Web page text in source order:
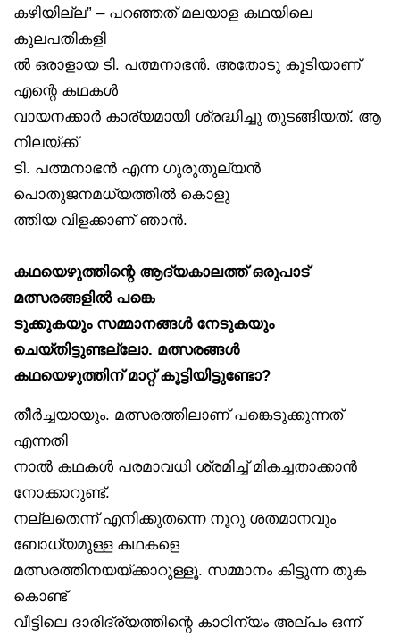
കഴിയില്ല” – പറഞ്ഞത് മലയാള കഥയിലെ
കുലപതികളി
ൽ ഒരാളായ ടി. പത്മനാഭൻ. അതോടു കൂടിയാണ്
എന്റെ കഥകൾ
വായനക്കാർ കാര്യമായി ശ്രദ്ധിച്ചു തുടങ്ങിയത്. ആ
നിലയ്ക്ക്
ടി. പത്മനാഭൻ എന്ന ഗുരുതുല്യൻ
പൊതുജനമധ്യത്തിൽ കൊളു
ത്തിയ വിളക്കാണ് ഞാൻ.
കഥയെഴുത്തിന്റെ ആദ്യകാലത്ത് ഒരുപാട്
മത്സരങ്ങളിൽ പങ്കെ
ടുക്കുകയും സമ്മാനങ്ങൾ നേടുകയും
ചെയ്തിട്ടുണ്ടല്ലോ. മത്സരങ്ങൾ
കഥയെഴുത്തിന് മാറ്റ് കൂട്ടിയിട്ടുണ്ടോ?
തീർച്ചയായും. മത്സരത്തിലാണ് പങ്കെടുക്കുന്നത്
എന്നതി
നാൽ കഥകൾ പരമാവധി ശ്രമിച്ച് മികച്ചതാക്കാൻ
നോക്കാറുണ്ട്.
നല്ലതെന്ന് എനിക്കുതന്നെ നൂറു ശതമാനവും
ബോധ്യമുള്ള കഥകളെ
മത്സരത്തിനയയ്ക്കാറുള്ളൂ. സമ്മാനം കിട്ടുന്ന തുക
കൊണ്ട്
വീട്ടിലെ ദാരിദ്ര്യത്തിന്റെ കാഠിന്യം അല്പം ഒന്ന്